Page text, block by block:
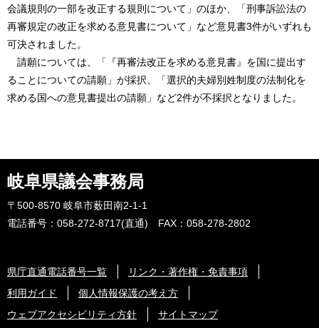
会議規則の一部を改正する規則について」のほか、「刑事訴訟法の
再審規定の改正を求める意見書について」など意見書3件がいずれも
可決されました。
請願については、「『再審法改正を求める意見書』を国に提出す
ることについての請願」が採択、「選択的夫婦別姓制度の法制化を
求める国への意見書提出の請願」など2件が不採択となりました。
岐阜県議会事務局
〒500-8570 岐阜市薮田南2-1-1
電話番号：058-272-8717(直通) FAX：058-278-2802
県庁直通電話番号一覧
リンク・著作権・免責事項
利用ガイド
個人情報保護の考え方
ウェブアクセシビリティ方針
サイトマップ